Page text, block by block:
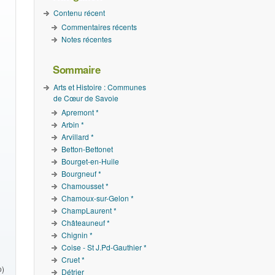
Contenu récent
Commentaires récents
Notes récentes
Sommaire
Arts et Histoire : Communes
de Cœur de Savoie
Apremont *
Arbin *
Arvillard *
Betton-Bettonet
Bourget-en-Huile
Bourgneuf *
Chamousset *
Chamoux-sur-Gelon *
ChampLaurent *
Châteauneuf *
Chignin *
Coise - St J.Pd-Gauthier *
Cruet *
Détrier